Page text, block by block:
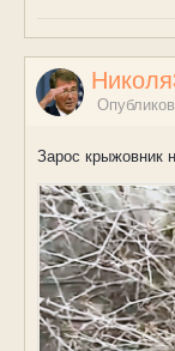
Зарос крыжовник